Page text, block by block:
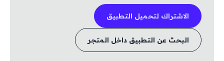
الاشتراك لتحميل التطبيق
البحث عن التطبيق داخل المتجر